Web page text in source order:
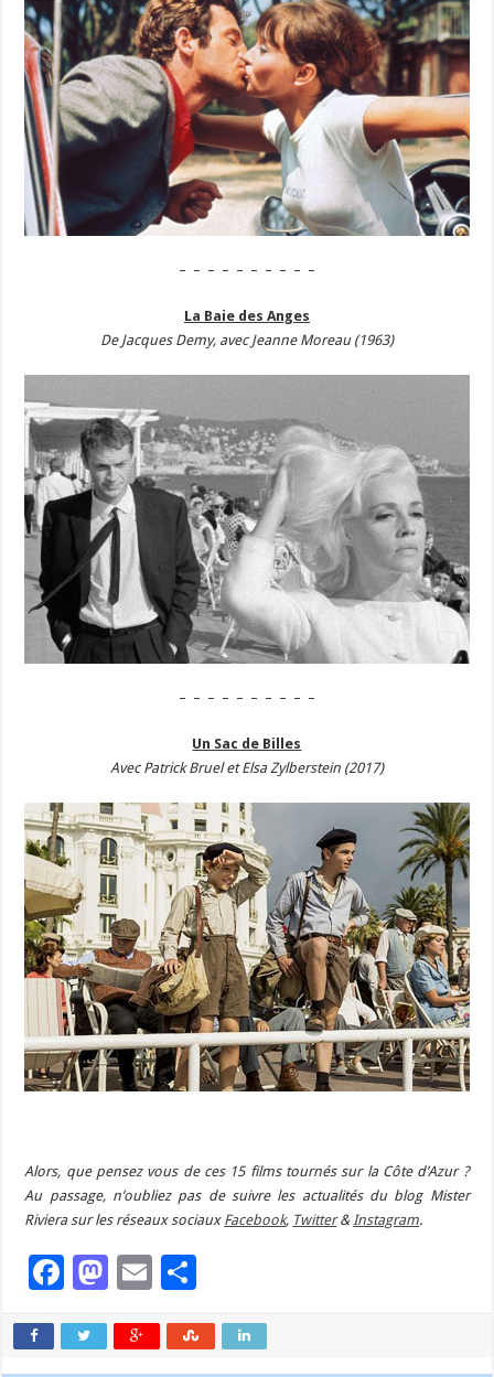
– – – – – – – – – –
La Baie des Anges
De Jacques Demy, avec Jeanne Moreau (1963)
– – – – – – – – – –
Un Sac de Billes
Avec Patrick Bruel et Elsa Zylberstein (2017)
Alors, que pensez vous de ces 15 films tournés sur la Côte d’Azur ?
Au passage, n’oubliez pas de suivre les actualités du blog Mister
Riviera sur les réseaux sociaux Facebook, Twitter& Instagram.
Facebook
Mastodon
Email